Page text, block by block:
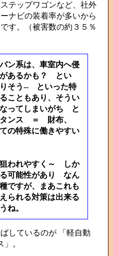
テップワゴンなど、社外
ナビの装着率が多いから
す。（被害数の約３５％
ン系は、車室内へ侵
があるかも？ とい
そう-- といった特
こともあり、そうい
ってしまいがち と
タンス ＝ 財布、
の特殊に働きやすい
われやすく～ しか
る可能性があり なん
ですが、まあこれも
られる対策は出来る
ね。
しているのが 「軽自動
。